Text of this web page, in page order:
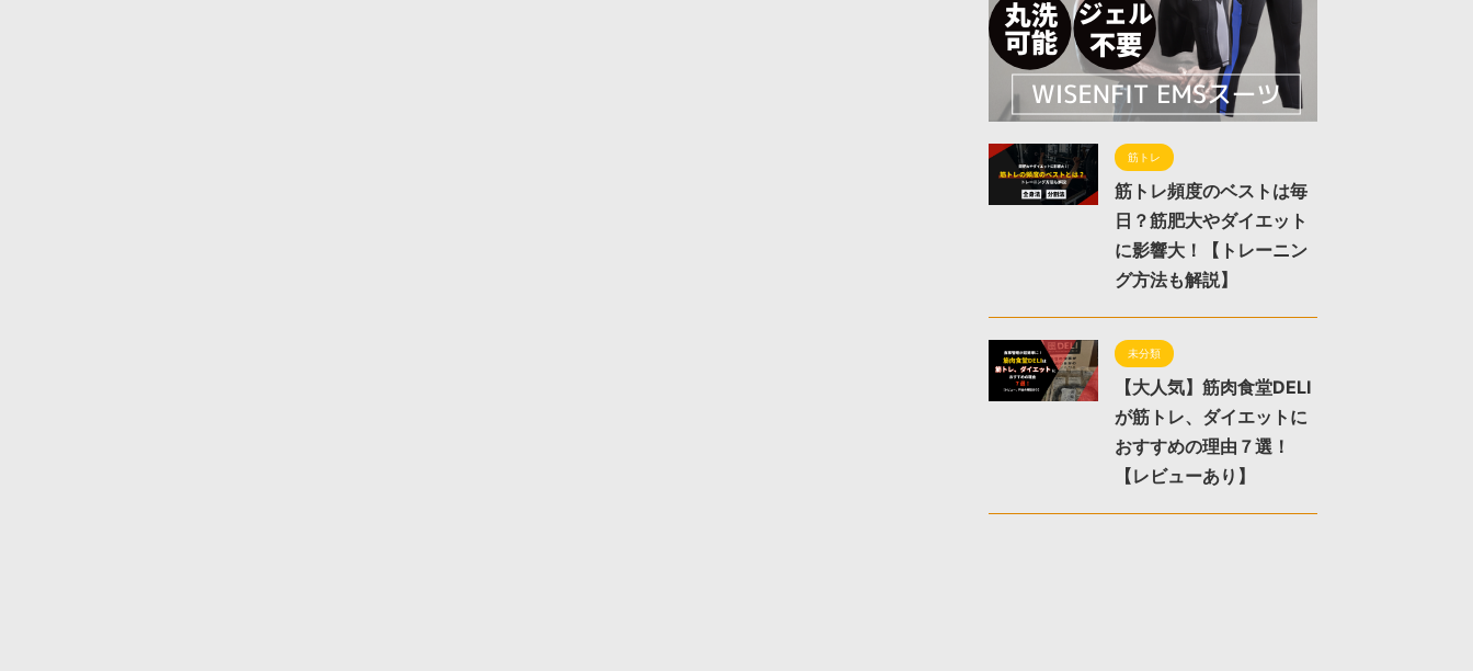
筋トレ
筋トレ頻度のベストは毎
日？筋肥大やダイエット
に影響大！【トレーニン
グ方法も解説】
未分類
【大人気】筋肉食堂DELI
が筋トレ、ダイエットに
おすすめの理由７選！
【レビューあり】